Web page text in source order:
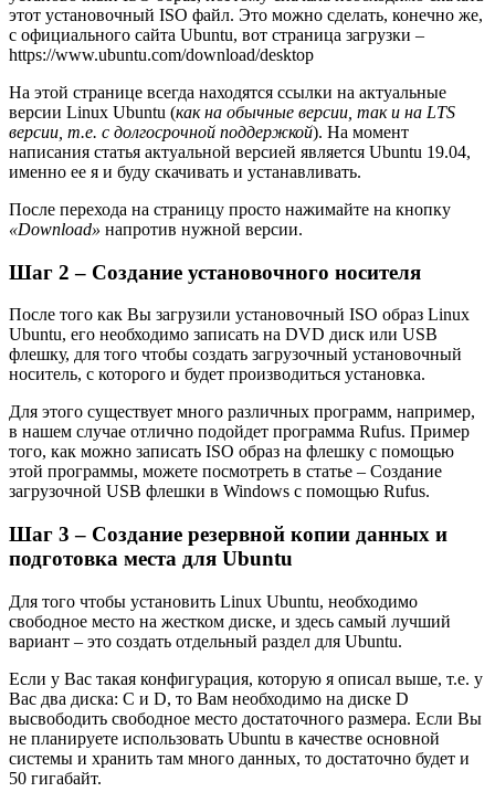
этот установочный ISO файл. Это можно сделать, конечно же,
с официального сайта Ubuntu, вот страница загрузки –
https://www.ubuntu.com/download/desktop
На этой странице всегда находятся ссылки на актуальные
версии Linux Ubuntu (как на обычные версии, так и на LTS
версии, т.е. с долгосрочной поддержкой). На момент
написания статья актуальной версией является Ubuntu 19.04,
именно ее я и буду скачивать и устанавливать.
После перехода на страницу просто нажимайте на кнопку
«Download» напротив нужной версии.
Шаг 2 – Создание установочного носителя
После того как Вы загрузили установочный ISO образ Linux
Ubuntu, его необходимо записать на DVD диск или USB
флешку, для того чтобы создать загрузочный установочный
носитель, с которого и будет производиться установка.
Для этого существует много различных программ, например,
в нашем случае отлично подойдет программа Rufus. Пример
того, как можно записать ISO образ на флешку с помощью
этой программы, можете посмотреть в статье – Создание
загрузочной USB флешки в Windows с помощью Rufus.
Шаг 3 – Создание резервной копии данных и
подготовка места для Ubuntu
Для того чтобы установить Linux Ubuntu, необходимо
свободное место на жестком диске, и здесь самый лучший
вариант – это создать отдельный раздел для Ubuntu.
Если у Вас такая конфигурация, которую я описал выше, т.е. у
Вас два диска: C и D, то Вам необходимо на диске D
высвободить свободное место достаточного размера. Если Вы
не планируете использовать Ubuntu в качестве основной
системы и хранить там много данных, то достаточно будет и
50 гигабайт.